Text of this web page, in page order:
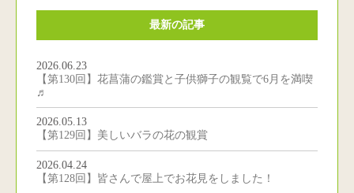
最新の記事
2026.06.23
【第130回】花菖蒲の鑑賞と子供獅子の観覧で6月を満喫
♬
2026.05.13
【第129回】美しいバラの花の観賞
2026.04.24
【第128回】皆さんで屋上でお花見をしました！